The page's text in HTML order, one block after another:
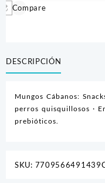
Compare
DESCRIPCIÓN
Mungos Cábanos:
perros quisquillosos ·
prebióticos.
SKU: 7709566491439